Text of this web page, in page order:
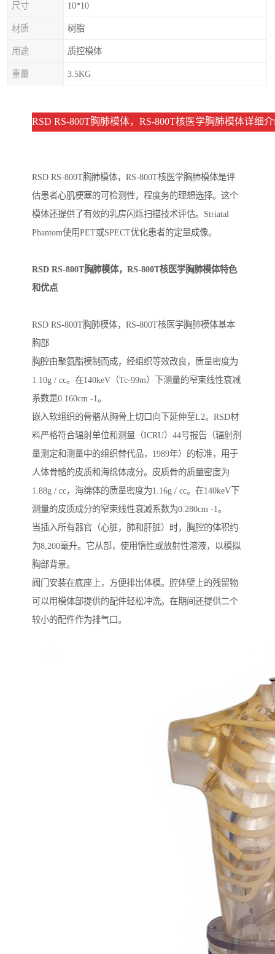
尺寸 10*10
材质 树脂
用途 质控模体
重量 3.5KG
RSD RS-800T胸肺模体，RS-800T核医学胸肺模体详细
RSD RS-800T胸肺模体，RS-800T核医学胸肺模体是评
估患者心肌梗塞的可检测性，程度务的理想选择。这个
模体还提供了有效的乳房闪烁扫描技术评估。Striatal
Phantom使用PET或SPECT优化患者的定量成像。
RSD RS-800T胸肺模体，RS-800T核医学胸肺模体特色
和优点
RSD RS-800T胸肺模体，RS-800T核医学胸肺模体基本
胸部
胸腔由聚氨酯模制而成，经组织等效改良，质量密度为
1.10g / cc。在140keV（Tc-99m）下测量的窄束线性衰减
系数是0.160cm -1。
嵌入软组织的骨骼从胸骨上切口向下延伸至L2。RSD材
料严格符合辐射单位和测量（ICRU）44号报告（辐射剂
量测定和测量中的组织替代品，1989年）的标准，用于
人体骨骼的皮质和海绵体成分。皮质骨的质量密度为
1.88g / cc，海绵体的质量密度为1.16g / cc。在140keV下
测量的皮质成分的窄束线性衰减系数为0.280cm -1。
当插入所有器官（心脏，肺和肝脏）时，胸腔的体积约
为8,200毫升。它从部，使用惰性或放射性溶液，以模拟
胸部背景。
阀门安装在底座上，方便排出体模。腔体壁上的残留物
可以用模体部提供的配件轻松冲洗。在期间还提供二个
较小的配件作为排气口。